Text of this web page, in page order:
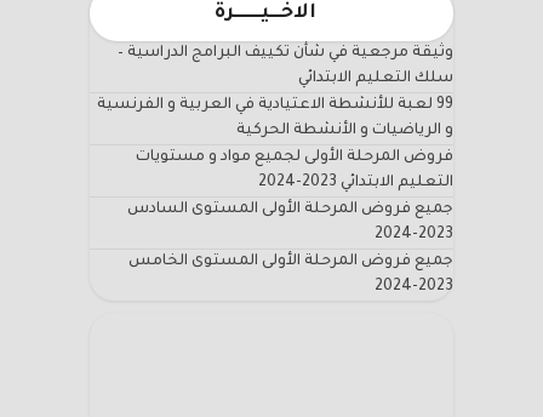
الاخـــيـــــــرة
وثيقة مرجعية في شأن تكييف البرامج الدراسية –
سلك التعليم الابتدائي
99 لعبة للأنشطة الاعتيادية في العربية و الفرنسية
و الرياضيات و الأنشطة الحركية
فروض المرحلة الأولى لجميع مواد و مستويات
التعليم الابتدائي 2023-2024
جميع فروض المرحلة الأولى المستوى السادس
2023-2024
جميع فروض المرحلة الأولى المستوى الخامس
2023-2024